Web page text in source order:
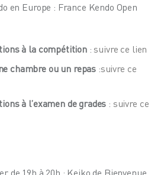
en Europe : France Kendo Open
à la compétition:suivre ce lien
chambre ou un repas :suivre ce
à l’examen de grades : suivre ce
de 19h à 20h : Keiko de Bienvenue